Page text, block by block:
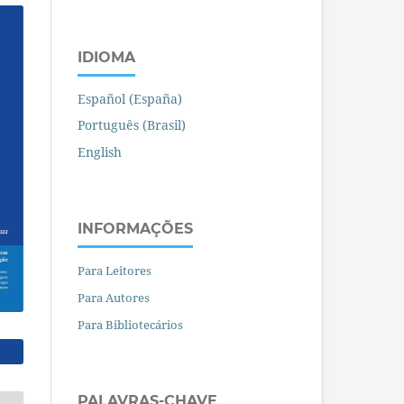
IDIOMA
Español (España)
Português (Brasil)
English
INFORMAÇÕES
Para Leitores
Para Autores
Para Bibliotecários